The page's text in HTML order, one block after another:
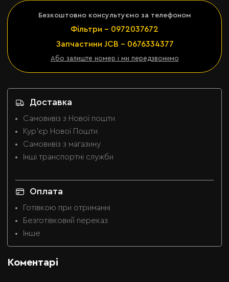
Безкоштовно консультуємо за телефоном
Фільтри - 0972037672
Запчастини JCB - 0676334377
Або залиште номер і ми передзвонимо
Доставка
Самовивіз з Нової пошти
Кур'єр Нової Пошти
Самовивіз з магазину
Інші транспортні служби
Оплата
Готівкою при отриманні
Безготівковий переказ
Інше
Коментарі